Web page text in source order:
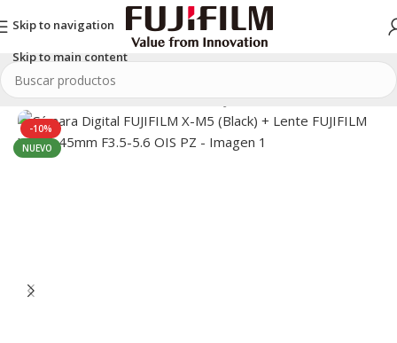
Skip to navigation
Skip to main content
Inicio/SERIE X/Cámaras Serie X/FUJIFILM X-M5
-10%
NUEVO